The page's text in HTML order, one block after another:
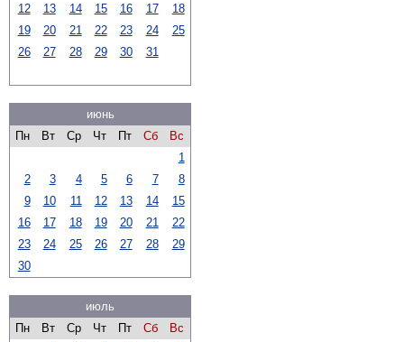
12
13 14 15 16 17
18
19
20 21 22 23 24
25
26
27 28 29 30 31
июнь
Пн
Вт Ср Чт Пт Сб
Вс
1
2
3 4 5 6 7
8
9
10 11 12 13 14
15
16
17 18 19 20 21
22
23
24 25 26 27 28
29
30
июль
Пн
Вт Ср Чт Пт Сб
Вс